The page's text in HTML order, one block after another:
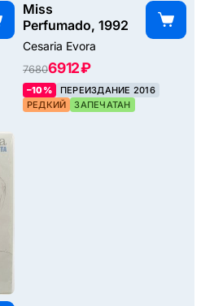
Miss
Perfumado, 1992
Cesaria Evora
76806912 ₽
–10%
ПЕРЕИЗДАНИЕ 2016
РЕДКИЙ
ЗАПЕЧАТАН